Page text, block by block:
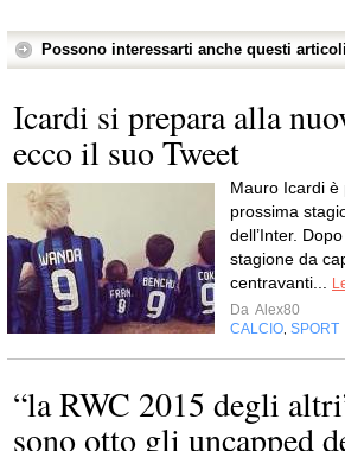
Possono interessarti anche questi
Icardi si prepara alla
ecco il suo Tweet
Mauro Icardi è
prossima
dell’Inter.
stagione da
centravanti...
Da Alex80
CALCIO SPORT
“la RWC 2015 degli
sono otto gli uncapped